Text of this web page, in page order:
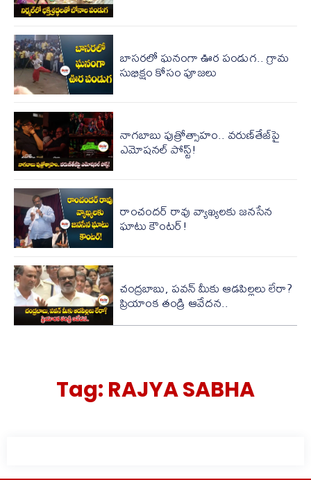
బాసరలో ఘనంగా ఊర పండుగ.. గ్రామ
సుభిక్షం కోసం పూజలు
నాగ‌బాబు పుత్రోత్సాహం.. వ‌రుణ్‌తేజ్‌పై
ఎమోష‌న‌ల్ పోస్ట్!
రాంచందర్ రావు వ్యాఖ్యలకు జనసేన
ఘాటు కౌంటర్!
చంద్ర‌బాబు, ప‌వ‌న్ మీకు ఆడ‌పిల్ల‌లు లేరా?
ప్రియాంక తండ్రి ఆవేద‌న‌..
Tag: RAJYA SABHA